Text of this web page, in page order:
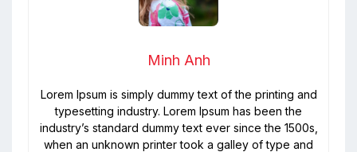
Minh Anh
Lorem Ipsum is simply dummy text of the printing and
typesetting industry. Lorem Ipsum has been the
industry’s standard dummy text ever since the 1500s,
when an unknown printer took a galley of type and